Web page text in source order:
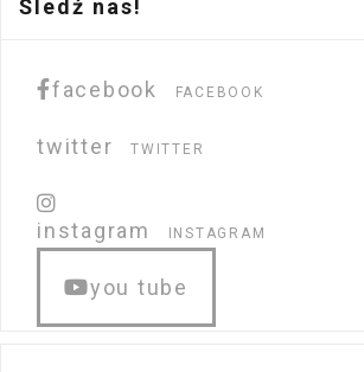
Śledź nas!
facebook FACEBOOK
twitter TWITTER
instagram INSTAGRAM
you tube